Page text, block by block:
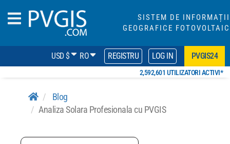
SISTEM DE INFORMAȚII
GEOGRAFICE FOTOVOLTAIC
USD $ RO REGISTRU LOG IN PVGIS24
2,592,601 UTILIZATORI ACTIVI*
Blog
Analiza Solara Profesionala cu PVGIS